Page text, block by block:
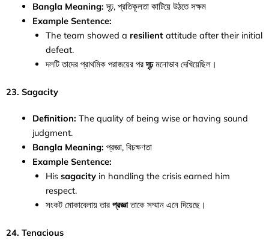
Bangla Meaning: দৃঢ়, প্রতিকূলতা কাটিয়ে উঠতে সক্ষম
Example Sentence:
The team showed a resilientattitude after their initial
defeat.
দলটি তাদের প্রাথমিক পরাজয়ের পরদৃঢ়মনোভাব দেখিয়েছিল।
23. Sagacity
Definition: The quality of being wise or having sound
judgment.
Bangla Meaning: প্রজ্ঞা, বিচক্ষণতা
Example Sentence:
His sagacityin handling the crisis earned him
respect.
সংকট মোকাবেলায় তার প্রজ্ঞাতাকে সম্মান এনে দিয়েছে।
24. Tenacious